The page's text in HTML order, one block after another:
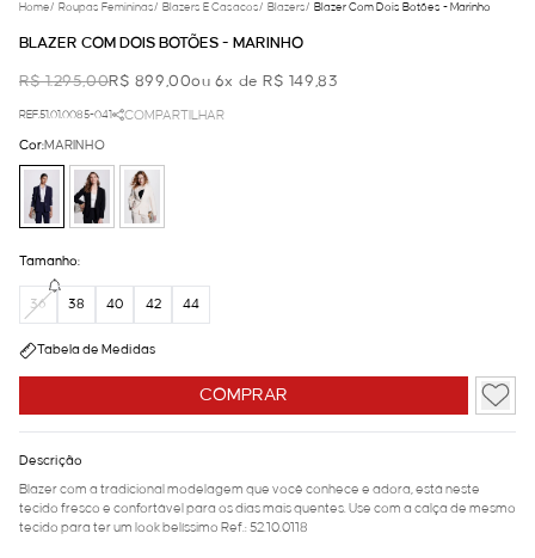
Home/ Roupas Femininas/ Blazers E Casacos/ Blazers/ Blazer Com Dois Botões - Marinho
BLAZER COM DOIS BOTÕES - MARINHO
R$ 1.295,00R$ 899,00ou 6x de R$ 149,83
REF.51.01.0085-041 COMPARTILHAR
COMPRAR
Cor:MARINHO
Tamanho:
36 38 40 42 44
Tabela de Medidas
Descrição
Blazer com a tradicional modelagem que você conhece e adora, está neste
tecido fresco e confortável para os dias mais quentes. Use com a calça de mesmo
tecido para ter um look belíssimo Ref.: 52.10.0118